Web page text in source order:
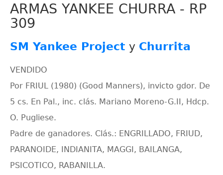
ARMAS YANKEE CHURRA - RP
309
SM Yankee Project y Churrita
VENDIDO
Por FRIUL (1980) (Good Manners), invicto gdor. De
5 cs. En Pal., inc. clás. Mariano Moreno-G.II, Hdcp.
O. Pugliese.
Padre de ganadores. Clás.: ENGRILLADO, FRIUD,
PARANOIDE, INDIANITA, MAGGI, BAILANGA,
PSICOTICO, RABANILLA.